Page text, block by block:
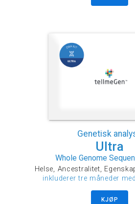
Genetisk
Ultra
Whole Genome
Helse, Ancestralitet,
inkluderer tre måneder
KJØP